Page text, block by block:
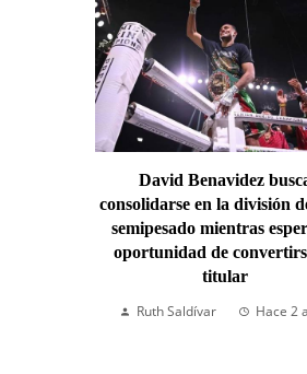
David Benavidez
consolidarse en la división
semipesado mientras
oportunidad de
titular
Ruth Saldívar
Hace 2